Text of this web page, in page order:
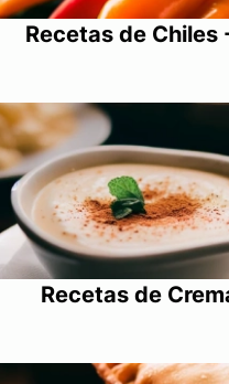
Recetas de Chiles
Recetas de